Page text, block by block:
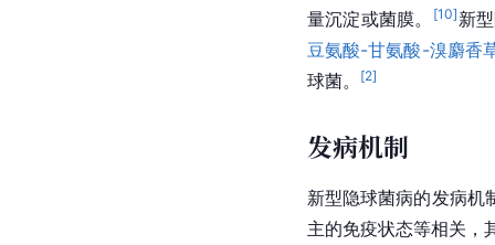
量沉淀或菌膜。 [10] 新
豆氨酸-甘氨酸-溴麝香
球菌。
[2]
发病机制
新型隐球菌病的发病机
主的免疫状态等相关，